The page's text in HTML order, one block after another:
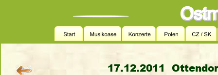
17.12.2011